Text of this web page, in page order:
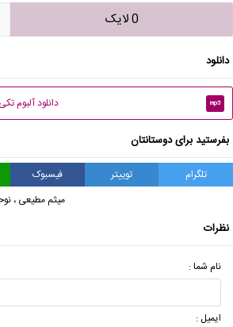
0 لایک
دانلود
mp3 دانلود آلبوم
بفرستید برای دوستانتان
تلگرام توییتر فیسبوک
میثم مطیعی ،
نظرات
نام شما :
ایمیل :